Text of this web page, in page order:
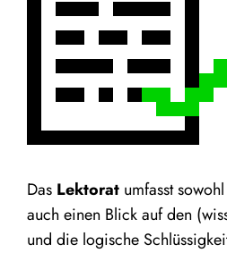
Das Lek­to­rat umfasst
auch einen Blick auf den
und die logi­sche